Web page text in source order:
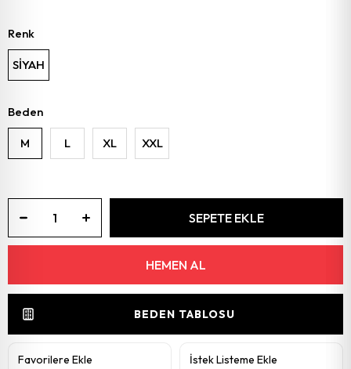
Renk
SİYAH
Beden
M L XL XXL
BEDEN TABLOSU
Favorilere Ekle İstek Listeme Ekle